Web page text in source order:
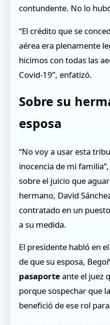
contundente. No lo
“El crédito que se
aérea era plenamente
hicimos con todas las
Covid-19”, enfatizó.
Sobre su
esposa
“No voy a usar esta
inocencia de mi
sobre el juicio que
hermano, David
contratado en un
a su medida.
El presidente habló en
de que su esposa,
pasaporteante el juez
porque sospechar que
benefició de ese rol